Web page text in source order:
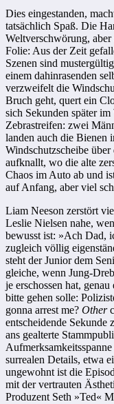
Dies eingestanden,
tatsächlich Spaß. Die
Weltverschwörung,
Folie: Aus der Zeit
Szenen sind
einem dahinrasenden
verzweifelt die
Bruch geht, quert ein
sich Sekunden später
Zebrastreifen: zwei
landen auch die Bienen
Windschutzscheibe
aufknallt, wo die alte
Chaos im Auto ab und
auf Anfang, aber viel
Liam Neeson zerstört
Leslie Nielsen nahe,
bewusst ist: »Ach Dad,
zugleich völlig
steht der Junior dem
gleiche, wenn Jung-
je erschossen hat,
bitte gehen solle:
gonna arrest me? Other
entscheidende Sekunde
ans gealterte
surrealen Details, etwa
ungewohnt ist die
mit der vertrauten
Produzent Seth »Ted«